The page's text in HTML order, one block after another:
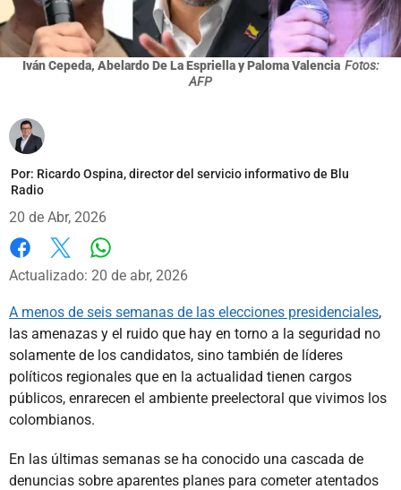
Iván Cepeda, Abelardo De La Espriella y Paloma Valencia Fotos:
AFP
Por: Ricardo Ospina, director del servicio informativo de Blu
Radio
20 de Abr, 2026
Facebook
X
Actualizado: 20 de abr, 2026
A menos de seis semanas de las elecciones presidenciales,
las amenazas y el ruido que hay en torno a la seguridad no
solamente de los candidatos, sino también de líderes
políticos regionales que en la actualidad tienen cargos
públicos, enrarecen el ambiente preelectoral que vivimos los
colombianos.
En las últimas semanas se ha conocido una cascada de
denuncias sobre aparentes planes para cometer atentados